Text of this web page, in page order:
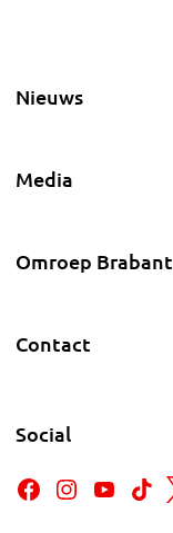
Nieuws
Media
Omroep Brabant
Contact
Social